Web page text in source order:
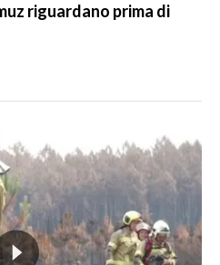
riguardano prima di